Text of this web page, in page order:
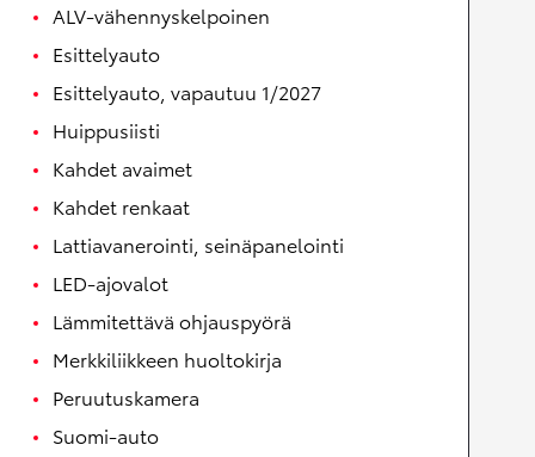
ALV-vähennyskelpoinen
Esittelyauto
Esittelyauto, vapautuu 1/2027
Huippusiisti
Kahdet avaimet
Kahdet renkaat
Lattiavanerointi, seinäpanelointi
LED-ajovalot
Lämmitettävä ohjauspyörä
Merkkiliikkeen huoltokirja
Peruutuskamera
Suomi-auto